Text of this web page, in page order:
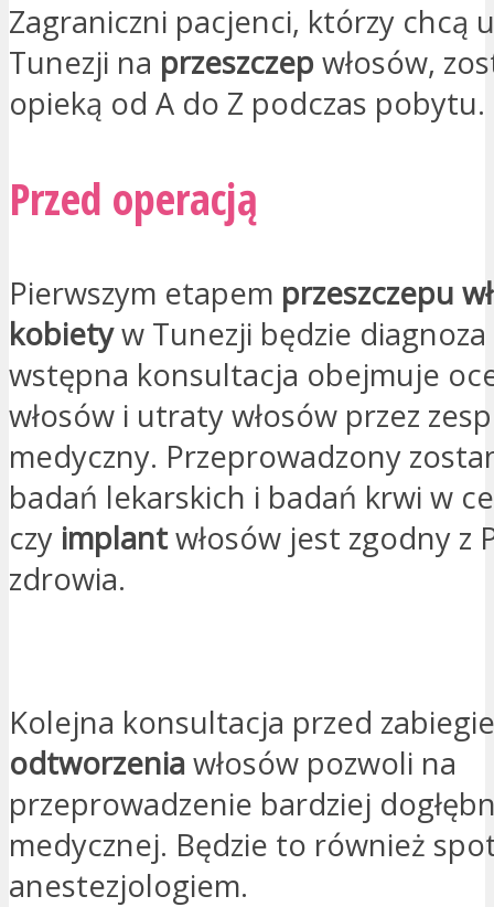
Zagraniczni pacjenci, którzy chcą
Tunezji na przeszczep włosów,
opieką od A do Z podczas pobytu.
Przed operacją
Pierwszym etapem przeszczepu
kobietyw Tunezji będzie diagnoza
wstępna konsultacja obejmuje
włosów i utraty włosów przez
medyczny. Przeprowadzony
badań lekarskich i badań krwi w
czy implantwłosów jest zgodny z
zdrowia.
Kolejna konsultacja przed
odtworzeniawłosów pozwoli na
przeprowadzenie bardziej
medycznej. Będzie to również
anestezjologiem.